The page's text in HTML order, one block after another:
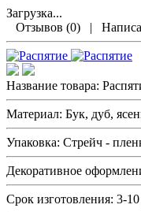
Загрузка...
Отзывов (0) |
Название товара:
Материал: Бук, дуб,
Упаковка: Стрейч -
Декоративное
Срок изготовления: 3-